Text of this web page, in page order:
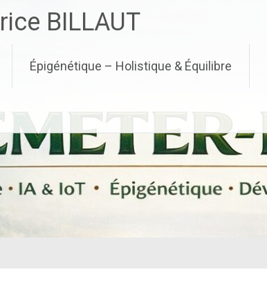
BILLAUT
Épigénétique – Holistique & Équilibre